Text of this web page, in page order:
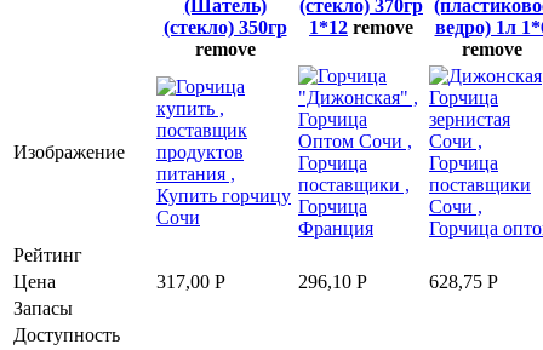
(Шатель)
(стекло) 350гр
remove
(стекло) 370гр
1*12 remove
ведро) 1л
remove
Изображение
Рейтинг
Цена
317,00 Р 296,10 Р 628,75 Р
Запасы
Доступность